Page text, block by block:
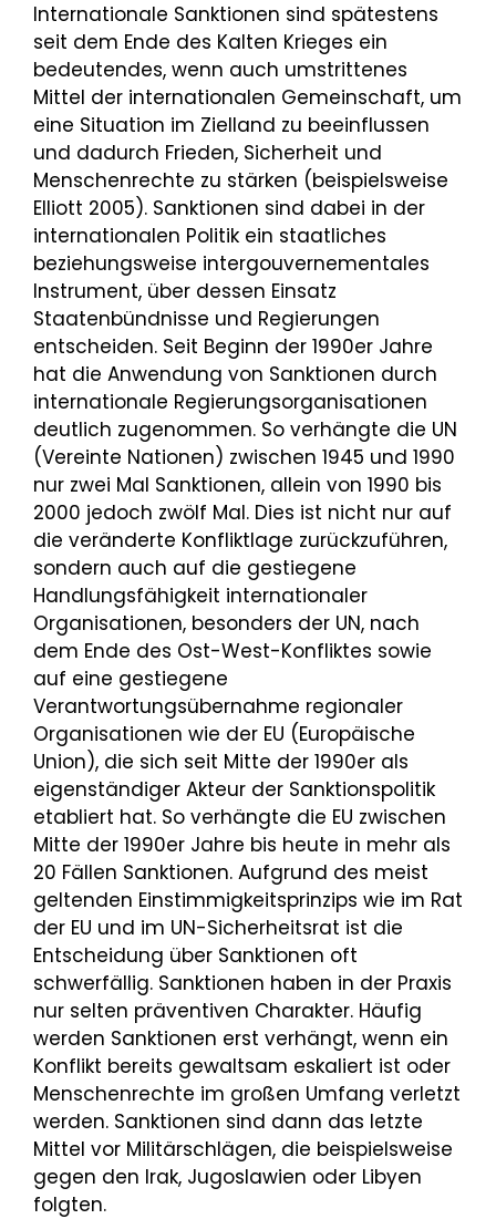
Internationale Sanktionen sind spätestens
seit dem Ende des Kalten Krieges ein
bedeutendes, wenn auch umstrittenes
Mittel der internationalen Gemeinschaft, um
eine Situation im Zielland zu beeinflussen
und dadurch Frieden, Sicherheit und
Menschenrechte zu stärken (beispielsweise
Elliott 2005). Sanktionen sind dabei in der
internationalen Politik ein staatliches
beziehungsweise intergouvernementales
Instrument, über dessen Einsatz
Staatenbündnisse und Regierungen
entscheiden. Seit Beginn der 1990er Jahre
hat die Anwendung von Sanktionen durch
internationale Regierungsorganisationen
deutlich zugenommen. So verhängte die UN
(Vereinte Nationen) zwischen 1945 und 1990
nur zwei Mal Sanktionen, allein von 1990 bis
2000 jedoch zwölf Mal. Dies ist nicht nur auf
die veränderte Konfliktlage zurückzuführen,
sondern auch auf die gestiegene
Handlungsfähigkeit internationaler
Organisationen, besonders der UN, nach
dem Ende des Ost-West-Konfliktes sowie
auf eine gestiegene
Verantwortungsübernahme regionaler
Organisationen wie der EU (Europäische
Union), die sich seit Mitte der 1990er als
eigenständiger Akteur der Sanktionspolitik
etabliert hat. So verhängte die EU zwischen
Mitte der 1990er Jahre bis heute in mehr als
20 Fällen Sanktionen. Aufgrund des meist
geltenden Einstimmigkeitsprinzips wie im Rat
der EU und im UN-Sicherheitsrat ist die
Entscheidung über Sanktionen oft
schwerfällig. Sanktionen haben in der Praxis
nur selten präventiven Charakter. Häufig
werden Sanktionen erst verhängt, wenn ein
Konflikt bereits gewaltsam eskaliert ist oder
Menschenrechte im großen Umfang verletzt
werden. Sanktionen sind dann das letzte
Mittel vor Militärschlägen, die beispielsweise
gegen den Irak, Jugoslawien oder Libyen
folgten.